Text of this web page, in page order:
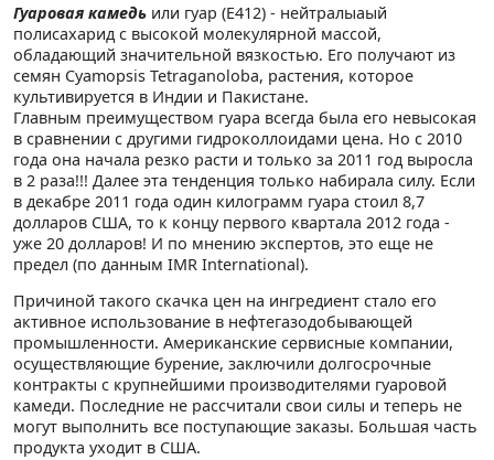
Гуаровая камедь или гуар (Е412) - нейтралыаый
полисахарид с высокой молекулярной массой,
обладающий значительной вязкостью. Его получают из
семян Cyamopsis Tetraganoloba, растения, которое
культивируется в Индии и Пакистане.
Главным преимуществом гуара всегда была его невысокая
в сравнении с другими гидроколлоидами цена. Но с 2010
года она начала резко расти и только за 2011 год выросла
в 2 раза!!! Далее эта тенденция только набирала силу. Если
в декабре 2011 года один килограмм гуара стоил 8,7
долларов США, то к концу первого квартала 2012 года -
уже 20 долларов! И по мнению экспертов, это еще не
предел (по данным IMR International).
Причиной такого скачка цен на ингредиент стало его
активное использование в нефтегазодобывающей
промышленности. Американские сервисные компании,
осуществляющие бурение, заключили долгосрочные
контракты с крупнейшими производителями гуаровой
камеди. Последние не рассчитали свои силы и теперь не
могут выполнить все поступающие заказы. Большая часть
продукта уходит в США.